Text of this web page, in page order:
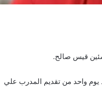
قيس صالح.
يوم واحد من تقديم المدرب علي